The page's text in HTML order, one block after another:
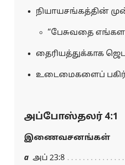
நியாயசங்கத்தின்
“பேசுவதை
தைரியத்துக்காக
உடைமைகளைப்
அப்போஸ்தலர் 4:1
இணைவசனங்கள்
a அப் 23:8